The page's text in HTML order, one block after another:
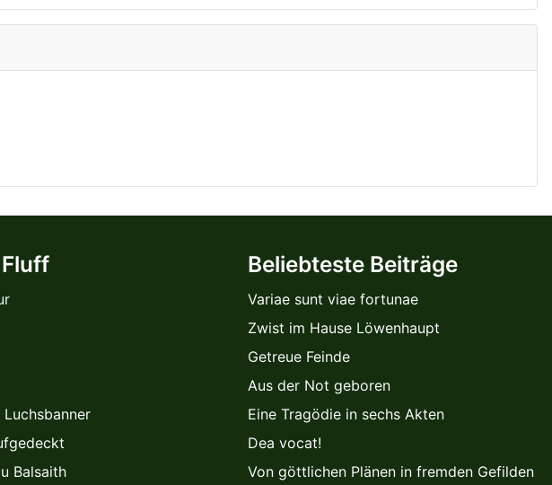
Balsaith
Beliebteste Beiträge
Variae sunt viae fortunae
Zwist im Hause Löwenhaupt
Getreue Feinde
Aus der Not geboren
Eine Tragödie in sechs Akten
Dea vocat!
Von göttlichen Plänen in fremden Gefilden